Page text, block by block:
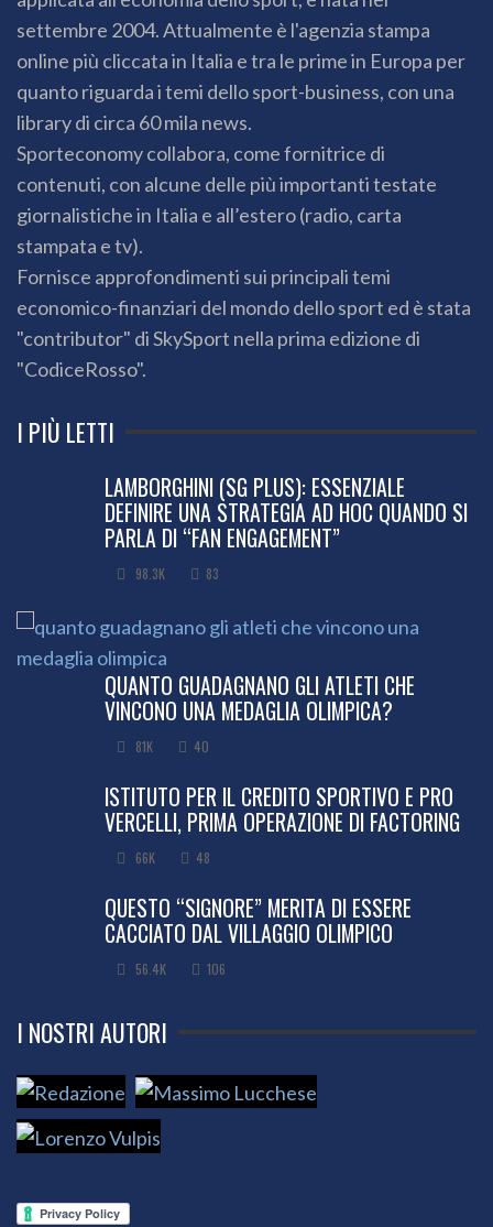
settembre 2004. Attualmente è l'agenzia stampa
online più cliccata in Italia e tra le prime in Europa per
quanto riguarda i temi dello sport-business, con una
library di circa 60 mila news.
Sporteconomy collabora, come fornitrice di
contenuti, con alcune delle più importanti testate
giornalistiche in Italia e all’estero (radio, carta
stampata e tv).
Fornisce approfondimenti sui principali temi
economico-finanziari del mondo dello sport ed è stata
"contributor" di SkySport nella prima edizione di
"CodiceRosso".
I PIÙ LETTI
LAMBORGHINI (SG PLUS): ESSENZIALE
DEFINIRE UNA STRATEGIA AD HOC QUANDO SI
PARLA DI “FAN ENGAGEMENT”
98.3K 83
QUANTO GUADAGNANO GLI ATLETI CHE
VINCONO UNA MEDAGLIA OLIMPICA?
81K 40
ISTITUTO PER IL CREDITO SPORTIVO E PRO
VERCELLI, PRIMA OPERAZIONE DI FACTORING
66K 48
QUESTO “SIGNORE” MERITA DI ESSERE
CACCIATO DAL VILLAGGIO OLIMPICO
56.4K 106
I NOSTRI AUTORI